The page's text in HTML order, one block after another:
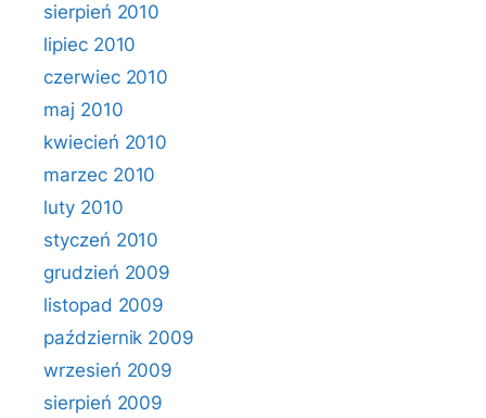
sierpień 2010
lipiec 2010
czerwiec 2010
maj 2010
kwiecień 2010
marzec 2010
luty 2010
styczeń 2010
grudzień 2009
listopad 2009
październik 2009
wrzesień 2009
sierpień 2009